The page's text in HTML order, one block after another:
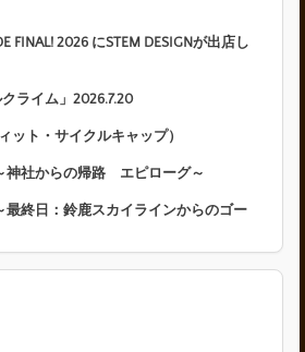
FINAL! 2026 にSTEM DESIGNが出店し
ライム」2026.7.20
ット・サイクルキャップ）
神社からの帰路 エピローグ～
最終日：鈴鹿スカイラインからのゴー